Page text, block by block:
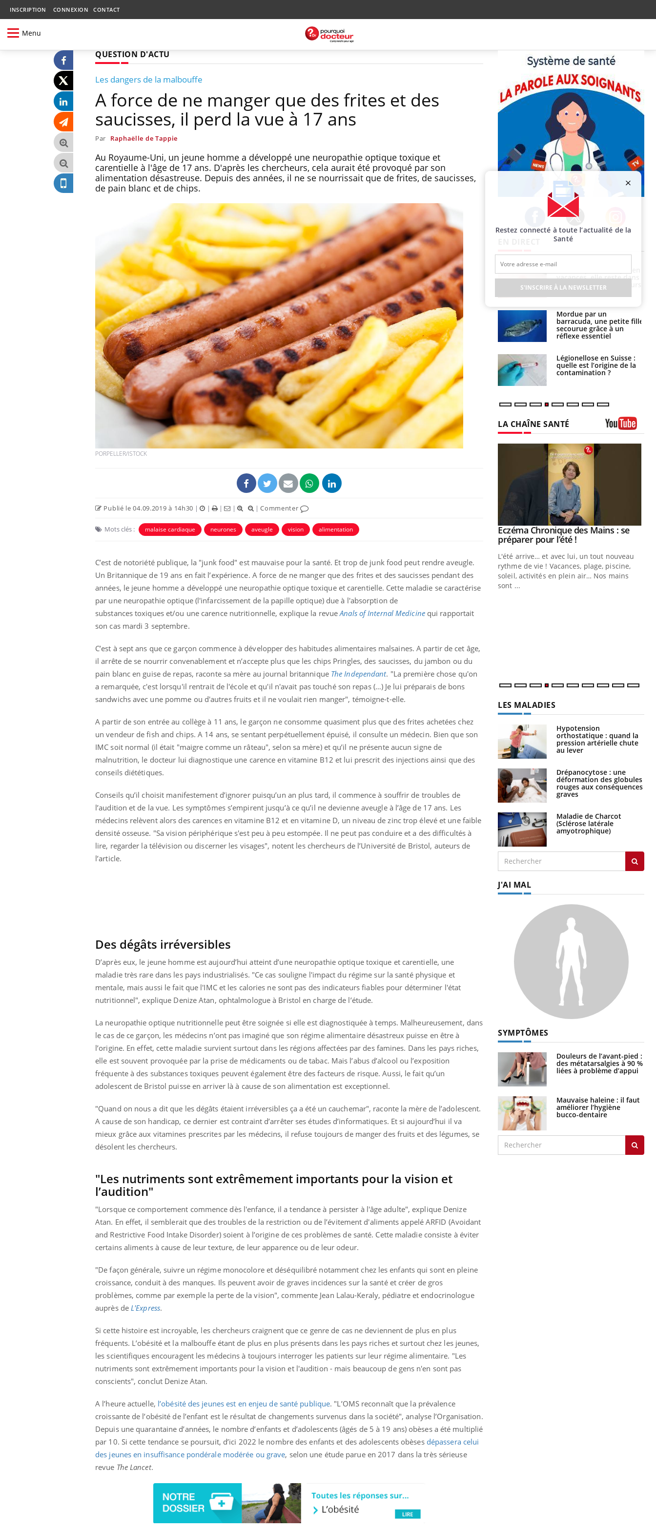
INSCRIPTION CONNEXION CONTACT
Menu
QUESTION D'ACTU
Les dangers de la malbouffe
A force de ne manger que des frites et des
saucisses, il perd la vue à 17 ans
Par Raphaëlle de Tappie
Au Royaume-Uni, un jeune homme a développé une neuropathie optique toxique et
carentielle à l'âge de 17 ans. D'après les chercheurs, cela aurait été provoqué par son
alimentation désastreuse. Depuis des années, il ne se nourrissait que de frites, de saucisses,
de pain blanc et de chips.
PORPELLER/ISTOCK
Publié le 04.09.2019 à 14h30 | | | | |Commenter
Mots clés : malaise cardiaque neurones aveugle vision alimentation
C’est de notoriété publique, la "junk food" est mauvaise pour la santé. Et trop de junk food peut rendre aveugle.
Un Britannique de 19 ans en fait l’expérience. A force de ne manger que des frites et des saucisses pendant des
années, le jeune homme a développé une neuropathie optique toxique et carentielle. Cette maladie se caractérise
par une neuropathie optique (l'infarcissement de la papille optique) due à l'absorption de
substances toxiques et/ou une carence nutritionnelle, explique la revueAnals of Internal Medicine qui rapportait
son cas mardi 3 septembre.
C’est à sept ans que ce garçon commence à développer des habitudes alimentaires malsaines. A partir de cet âge,
il arrête de se nourrir convenablement et n’accepte plus que les chips Pringles, des saucisses, du jambon ou du
pain blanc en guise de repas, raconte sa mère au journal britannique The Independant. "La première chose qu'on
a remarquée, c'est lorsqu'il rentrait de l'école et qu'il n'avait pas touché son repas (…) Je lui préparais de bons
sandwichs avec une pomme ou d'autres fruits et il ne voulait rien manger", témoigne-t-elle.
A partir de son entrée au collège à 11 ans, le garçon ne consomme quasiment plus que des frites achetées chez
un vendeur de fish and chips. A 14 ans, se sentant perpétuellement épuisé, il consulte un médecin. Bien que son
IMC soit normal (il était "maigre comme un râteau", selon sa mère) et qu’il ne présente aucun signe de
malnutrition, le docteur lui diagnostique une carence en vitamine B12 et lui prescrit des injections ainsi que des
conseils diététiques.
Conseils qu’il choisit manifestement d’ignorer puisqu’un an plus tard, il commence à souffrir de troubles de
l’audition et de la vue. Les symptômes s’empirent jusqu’à ce qu’il ne devienne aveugle à l’âge de 17 ans. Les
médecins relèvent alors des carences en vitamine B12 et en vitamine D, un niveau de zinc trop élevé et une faible
densité osseuse. "Sa vision périphérique s'est peu à peu estompée. Il ne peut pas conduire et a des difficultés à
lire, regarder la télévision ou discerner les visages", notent les chercheurs de l’Université de Bristol, auteurs de
l’article.
Des dégâts irréversibles
D’après eux, le jeune homme est aujourd’hui atteint d’une neuropathie optique toxique et carentielle, une
maladie très rare dans les pays industrialisés. "Ce cas souligne l'impact du régime sur la santé physique et
mentale, mais aussi le fait que l'IMC et les calories ne sont pas des indicateurs fiables pour déterminer l'état
nutritionnel", explique Denize Atan, ophtalmologue à Bristol en charge de l’étude.
La neuropathie optique nutritionnelle peut être soignée si elle est diagnostiquée à temps. Malheureusement, dans
le cas de ce garçon, les médecins n’ont pas imaginé que son régime alimentaire désastreux puisse en être à
l’origine. En effet, cette maladie survient surtout dans les régions affectées par des famines. Dans les pays riches,
elle est souvent provoquée par la prise de médicaments ou de tabac. Mais l’abus d’alcool ou l’exposition
fréquente à des substances toxiques peuvent également être des facteurs de risque. Aussi, le fait qu’un
adolescent de Bristol puisse en arriver là à cause de son alimentation est exceptionnel.
"Quand on nous a dit que les dégâts étaient irréversibles ça a été un cauchemar", raconte la mère de l’adolescent.
A cause de son handicap, ce dernier est contraint d’arrêter ses études d’informatiques. Et si aujourd’hui il va
mieux grâce aux vitamines prescrites par les médecins, il refuse toujours de manger des fruits et des légumes, se
désolent les chercheurs.
"Les nutriments sont extrêmement importants pour la vision et
l’audition"
"Lorsque ce comportement commence dès l'enfance, il a tendance à persister à l'âge adulte", explique Denize
Atan. En effet, il semblerait que des troubles de la restriction ou de l’évitement d'aliments appelé ARFID (Avoidant
and Restrictive Food Intake Disorder) soient à l’origine de ces problèmes de santé. Cette maladie consiste à éviter
certains aliments à cause de leur texture, de leur apparence ou de leur odeur.
"De façon générale, suivre un régime monocolore et déséquilibré notamment chez les enfants qui sont en pleine
croissance, conduit à des manques. Ils peuvent avoir de graves incidences sur la santé et créer de gros
problèmes, comme par exemple la perte de la vision", commente Jean Lalau-Keraly, pédiatre et endocrinologue
auprès de L'Express.
Si cette histoire est incroyable, les chercheurs craignent que ce genre de cas ne deviennent de plus en plus
fréquents. L’obésité et la malbouffe étant de plus en plus présents dans les pays riches et surtout chez les jeunes,
les scientifiques encouragent les médecins à toujours interroger les patients sur leur régime alimentaire. "Les
nutriments sont extrêmement importants pour la vision et l'audition - mais beaucoup de gens n'en sont pas
conscients", conclut Denize Atan.
A l’heure actuelle, l’obésité des jeunes est en enjeu de santé publique. "L’OMS reconnaît que la prévalence
croissante de l’obésité de l’enfant est le résultat de changements survenus dans la société", analyse l’Organisation.
Depuis une quarantaine d’années, le nombre d’enfants et d’adolescents (âgés de 5 à 19 ans) obèses a été multiplié
par 10. Si cette tendance se poursuit, d’ici 2022 le nombre des enfants et des adolescents obèses dépassera celui
des jeunes en insuffisance pondérale modérée ou grave, selon une étude parue en 2017 dans la très sérieuse
revue The Lancet.
Facebook Twitter Instagram
Cytomégalovirus : ce qui
change dans la prise en
charge des femmes
enceintes
La sieste empêche-t-elle
de dormir la nuit ?
VIH : la fin du comprimé
tous les jours se profile-t-
elle enfin ?
Pourquoi votre ventre
gâche-t-il les premiers
jours de vos vacances ?
Fortes chaleurs :
pourquoi le risque de
noyade grimpe-t-il ?
Le Viagra pourrait-il
freiner la propagation du
cancer ?
Pourquoi manger moins
de protéines pourrait
finalement être bénéfique
Grossesse et chaleur : ce
que dit la science
Le smartphone nuit-il à
l'apprentissage de la
lecture ?
vacances, elle reste dans
le coma pendant 42 jours
Mordue par un
barracuda, une petite fille
secourue grâce à un
réflexe essentiel
Légionellose en Suisse :
quelle est l’origine de la
contamination ?
LA CHAÎNE SANTÉ
Eczéma Chronique des Mains :
expliquer ma maladieYoutube
d'autres non ! D'un côté, poser des
questions sur la maladie d'un proche c'est
prévenirYoutube
Fatigue, irritabilité, brouillard mental ou
carence en fer sont multiples ce qui la rend
...
Youtube
Insuline & Charge mentale : et si on
osait en parler??
reste entourée d'idées reçues chez les
patients comme parfois chez les soignants.
Youtube
Eczéma Chronique des Mains : se
préparer pour l’été !Youtube
L'été arrive… et avec lui, un tout nouveau
rythme de vie ! Vacances, plage, piscine,
soleil, activités en plein air… Nos mains
sont ...
LES MALADIES
Hypotension
orthostatique : quand la
pression artérielle chute
au lever
Drépanocytose : une
déformation des globules
rouges aux conséquences
graves
Maladie de Charcot
(Sclérose latérale
amyotrophique)
J'AI MAL
SYMPTÔMES
Douleurs de l’avant-pied :
des métatarsalgies à 90 %
liées à problème d’appui
Mauvaise haleine : il faut
améliorer l’hygiène
bucco-dentaire
Restez connecté à toute l’actualité de la
Santé
S'INSCRIRE À LA NEWSLETTER